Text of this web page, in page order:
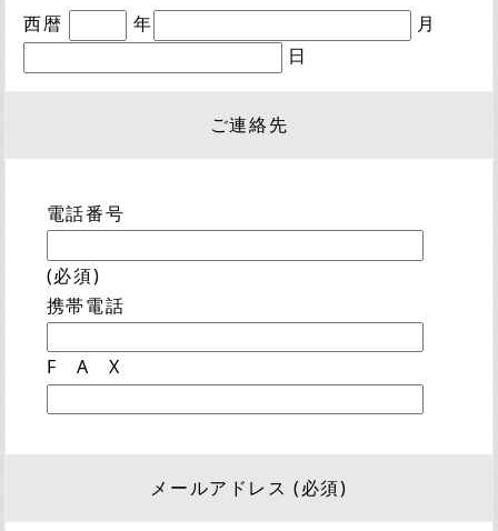
西暦 年
月
日
ご連絡先
電話番号
(必須)
携帯電話
F A X
メールアドレス (必須)